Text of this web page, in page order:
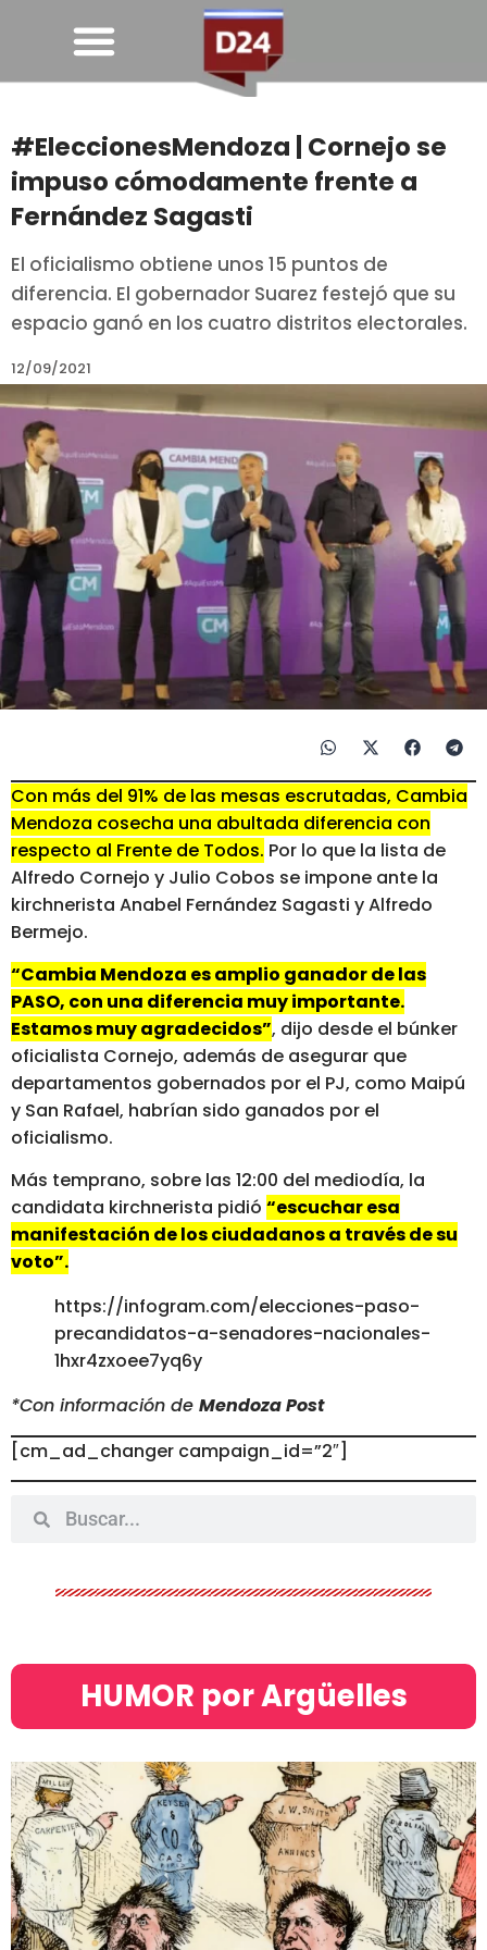
#EleccionesMendoza | Cornejo se
impuso cómodamente frente a
Fernández Sagasti
El oficialismo obtiene unos 15 puntos de
diferencia. El gobernador Suarez festejó que su
espacio ganó en los cuatro distritos electorales.
12/09/2021
Con más del 91% de las mesas escrutadas, Cambia
Mendoza cosecha una abultada diferencia con
respecto al Frente de Todos. Por lo que la lista de
Alfredo Cornejo y Julio Cobos se impone ante la
kirchnerista Anabel Fernández Sagasti y Alfredo
Bermejo.
“Cambia Mendoza es amplio ganador de las
PASO, con una diferencia muy importante.
Estamos muy agradecidos”, dijo desde el búnker
oficialista Cornejo, además de asegurar que
departamentos gobernados por el PJ, como Maipú
y San Rafael, habrían sido ganados por el
oficialismo.
Más temprano, sobre las 12:00 del mediodía, la
candidata kirchnerista pidió “escuchar esa
manifestación de los ciudadanos a través de su
voto”.
https://infogram.com/elecciones-paso-
precandidatos-a-senadores-nacionales-
1hxr4zxoee7yq6y
*Con información de Mendoza Post
[cm_ad_changer campaign_id=”2″]
HUMOR por Argüelles​